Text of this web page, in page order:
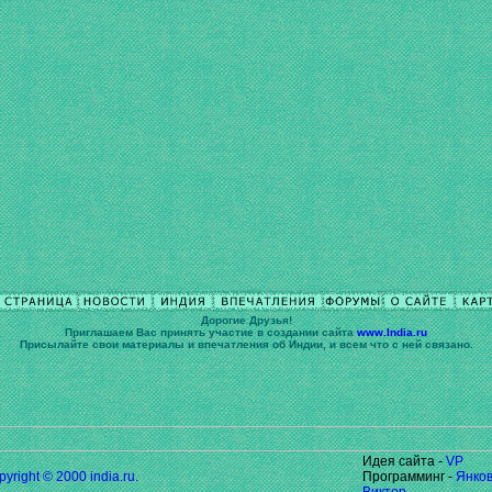
Дорогие Друзья!
Приглашаем Вас принять участие в cоздании сайтаwww.India.ru
Присылайте свои материалы и впечатления об Индии, и всем что с ней связано.
© 2000 india.ru.
Идея сайта -VP
Программинг -